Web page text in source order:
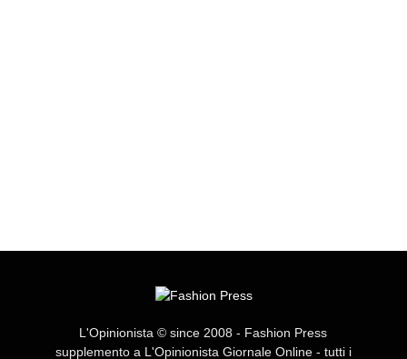
L'Opinionista © since 2008 - Fashion Press
supplemento a L'Opinionista Giornale Online - tutti i